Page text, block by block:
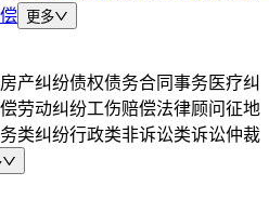
更多
房产纠纷债权债务合同事务医疗纠
劳动纠纷工伤赔偿法律顾问征地
类纠纷行政类非诉讼类诉讼仲裁